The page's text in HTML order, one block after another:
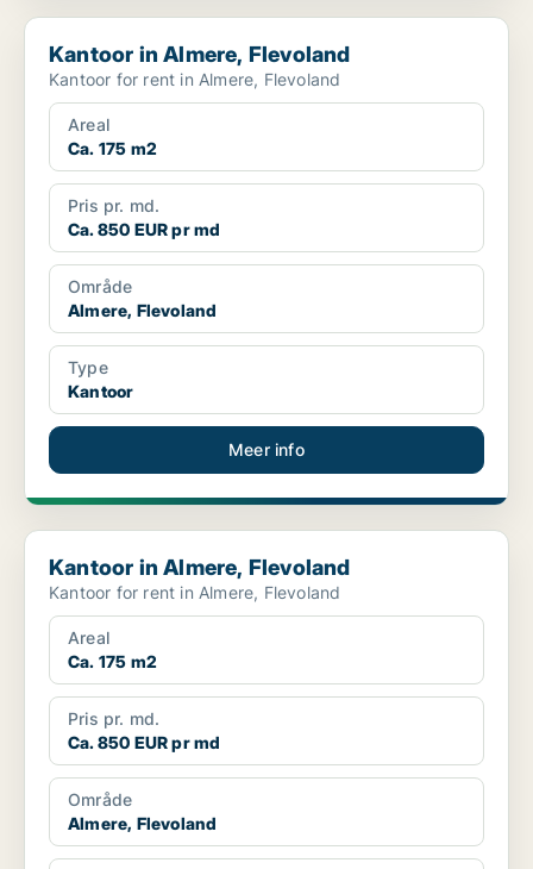
Kantoor in Almere, Flevoland
Kantoor in Almere, Flevoland
Kantoor for rent in Almere, Flevoland
Areal
Ca. 175 m2
Pris pr. md.
Ca. 850 EUR pr md
Område
Almere, Flevoland
Type
Kantoor
Meer info
Kantoor in Almere, Flevoland
Kantoor in Almere, Flevoland
Kantoor for rent in Almere, Flevoland
Areal
Ca. 175 m2
Pris pr. md.
Ca. 850 EUR pr md
Område
Almere, Flevoland